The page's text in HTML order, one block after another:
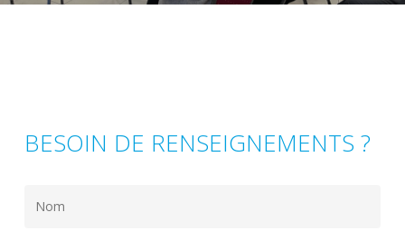
BESOIN DE RENSEIGNEMENTS ?